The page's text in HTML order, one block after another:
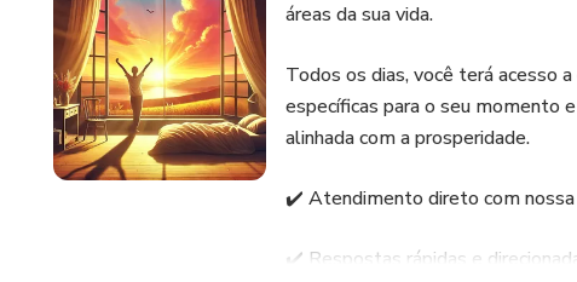
áreas da sua vida.
Todos os dias, você terá acesso
específicas para o seu momento
alinhada com a prosperidade.
✔️ Atendimento direto com nossa
✔️ Respostas rápidas e